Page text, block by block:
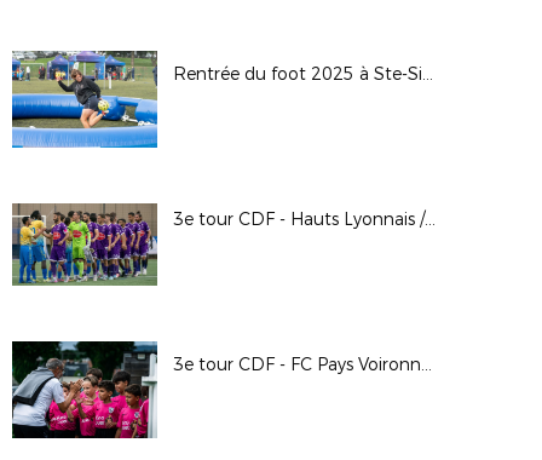
Rentrée du foot 2025 à Ste-Sigolène (43)
3e tour CDF - Hauts Lyonnais / FC Riom - Alain Chenevière
3e tour CDF - FC Pays Voironnais / AC Seyssinet Pariset - Arthur Farges